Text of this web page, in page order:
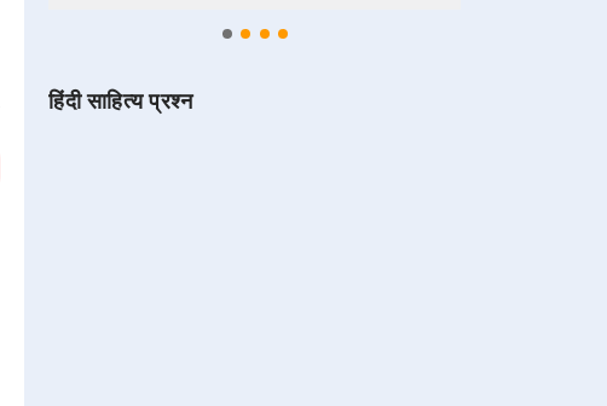
हिंदी साहित्य प्रश्न